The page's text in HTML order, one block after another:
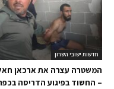
חדשות ישובי השרון
המשטרה עצרה את ארכאן
– החשוד בפיגוע הדריסה